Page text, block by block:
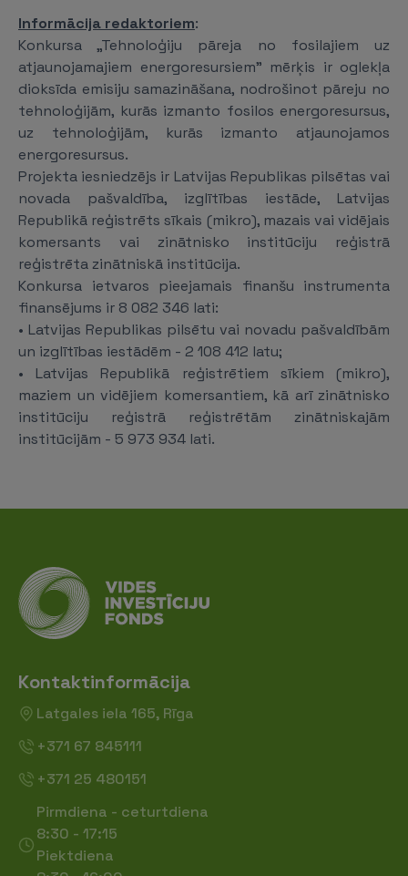
Informācija redaktoriem:
Konkursa „Tehnoloģiju pāreja no fosilajiem uz
atjaunojamajiem energoresursiem" mērķis ir oglekļa
dioksīda emisiju samazināšana, nodrošinot pāreju no
tehnoloģijām, kurās izmanto fosilos energoresursus,
uz tehnoloģijām, kurās izmanto atjaunojamos
energoresursus.
Projekta iesniedzējs ir Latvijas Republikas pilsētas vai
novada pašvaldība, izglītības iestāde, Latvijas
Republikā reģistrēts sīkais (mikro), mazais vai vidējais
komersants vai zinātnisko institūciju reģistrā
reģistrēta zinātniskā institūcija.
Konkursa ietvaros pieejamais finanšu instrumenta
finansējums ir 8 082 346 lati:
• Latvijas Republikas pilsētu vai novadu pašvaldībām
un izglītības iestādēm - 2 108 412 latu;
• Latvijas Republikā reģistrētiem sīkiem (mikro),
maziem un vidējiem komersantiem, kā arī zinātnisko
institūciju reģistrā reģistrētām zinātniskajām
institūcijām - 5 973 934 lati.
Kontaktinformācija
Latgales iela 165, Rīga
+371 67 845111
+371 25 480151
Pirmdiena - ceturtdiena
8:30 - 17:15
Piektdiena